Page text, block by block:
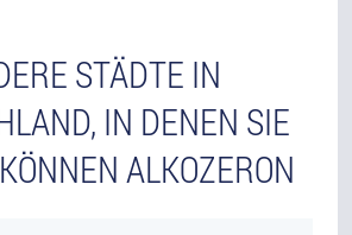
STÄDTE IN
IN DENEN SIE
ALKOZERON